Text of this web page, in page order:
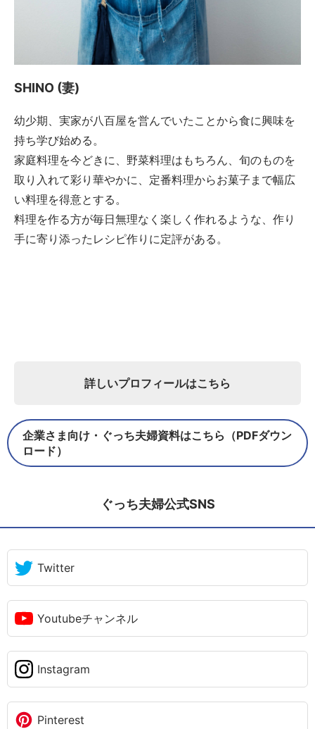
SHINO (妻)
幼少期、実家が八百屋を営んでいたことから食に興味を
持ち学び始める。
家庭料理を今どきに、野菜料理はもちろん、旬のものを
取り入れて彩り華やかに、定番料理からお菓子まで幅広
い料理を得意とする。
料理を作る方が毎日無理なく楽しく作れるような、作り
手に寄り添ったレシピ作りに定評がある。
詳しいプロフィールはこちら
企業さま向け・ぐっち夫婦資料はこちら（PDFダウン
ロード）
ぐっち夫婦公式SNS
Twitter
Youtubeチャンネル
Instagram
Pinterest